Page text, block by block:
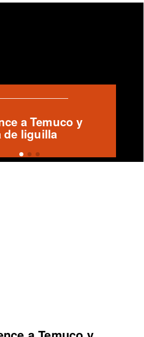
y vence a
de Liga de